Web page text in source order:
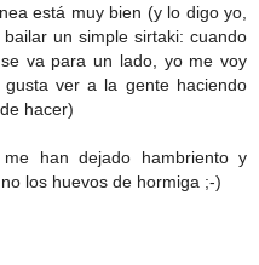
está muy bien (y lo digo yo,
un simple sirtaki: cuando
va para un lado, yo me voy
ver a la gente haciendo
hacer)
han dejado hambriento y
los huevos de hormiga ;-)